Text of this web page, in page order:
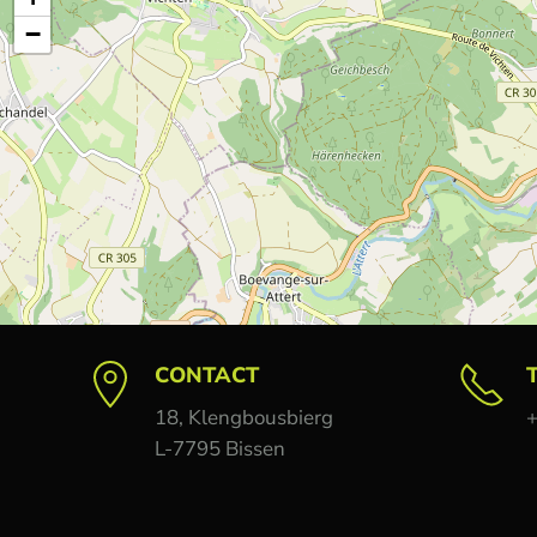
−
CONTACT
18, Klengbousbierg
L-7795 Bissen